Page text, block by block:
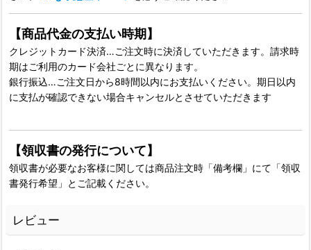
【商品代金の支払い時期】
クレジットカード決済…ご注文時に決済していただきます。請求時
期はご利用のカード会社ごとに異なります。
銀行振込…ご注文日から8時間以内にお支払いください。期日以内
に支払が確認できない場合キャンセルとさせていただきます
【領収書の発行について】
領収書が必要なお客様に関しては商品注文時「備考欄」にて「領収
書発行希望」とご記載ください。
レビュー